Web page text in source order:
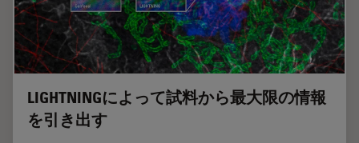
LIGHTNINGによって試料から最大限の情報
を引き出す